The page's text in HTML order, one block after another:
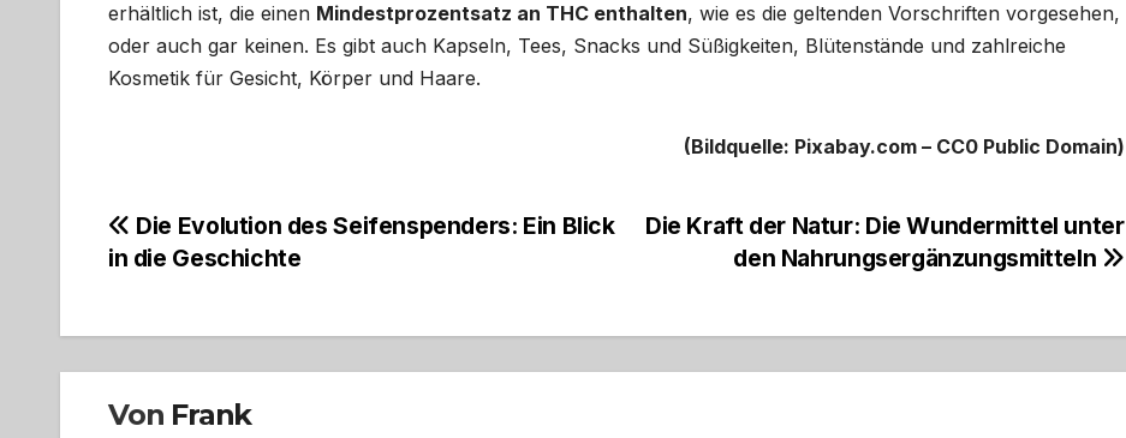
erhältlich ist, die einen Mindestprozentsatz an THC enthalten, wie es die geltenden Vorschriften vorgesehen,
oder auch gar keinen. Es gibt auch Kapseln, Tees, Snacks und Süßigkeiten, Blütenstände und zahlreiche
Kosmetik für Gesicht, Körper und Haare.
(Bildquelle: Pixabay.com – CC0 Public Domain)
Beitragsnavigation
Die Kraft der Natur: Die Wundermittel unter
den Nahrungsergänzungsmitteln
Die Evolution des Seifenspenders: Ein Blick
in die Geschichte
Von Frank